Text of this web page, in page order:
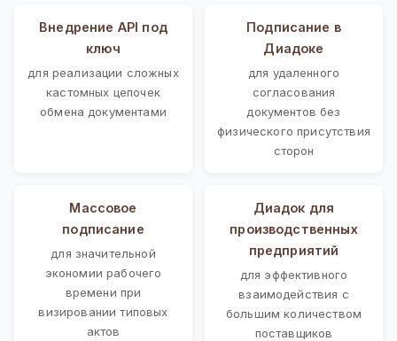
Внедрение API под
ключ
для реализации сложных
кастомных цепочек
обмена документами
Подписание в
Диадоке
для удаленного
согласования
документов без
физического присутствия
сторон
Массовое
подписание
для значительной
экономии рабочего
времени при
визировании типовых
актов
Диадок для
производственных
предприятий
для эффективного
взаимодействия с
большим количеством
поставщиков